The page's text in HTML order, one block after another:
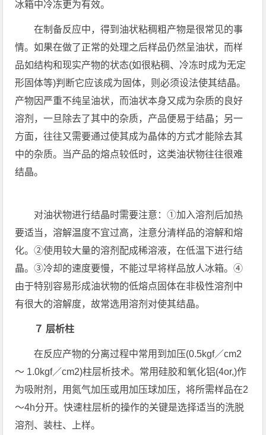
冰箱中冷冻更为有效。
在制备反应中，得到油状粘稠粗产物是很常见的事
情。如果在做了正常的处理之后样品仍然呈油状，而样
品如结构和现实产物的状态(如很粘稠、冷冻时成为无定
形固体等)判断它应该成为固体，则必须设法使其结晶。
产物因严重不纯呈油状，而油状本身又成为杂质的良好
溶剂，一旦除去了其中的杂质，产品便易于结晶；另一
方面，往往又需要通过使其成为晶体的方式才能除去其
中的杂质。当产品的熔点较低时，这类油状物往往很难
结晶。
对油状物进行结晶时需要注意：①加入溶剂后加热
要适当，溶解温度不宜过高，注意分清样品的溶解和熔
化。②使用较大量的溶剂配成稀溶液，在低温下进行结
晶。③冷却的速度要慢，不能过早将样品放人冰箱。④
由于特别容易形成油状物的低熔点固体在非极性溶剂中
有很大的溶解度，故常选用溶剂对使其结晶。
７ 层析柱
在反应产物的分离过程中常用到加压(0.5kgf／cm2
～ 1.0kgf／cm2)柱层析技术。常用硅胶和氧化铝(4or,)作
为吸附剂，用氮气加压或用加压球加压，将所需样品在2
～4h分开。快速柱层析的操作的关键是选择适当的洗脱
溶剂、装柱、上样。